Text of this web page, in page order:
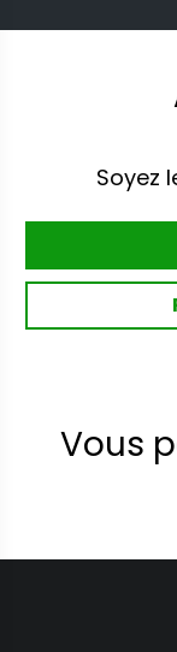
Soyez
Vous